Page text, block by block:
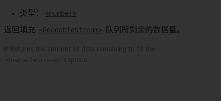
类型： <number>
返回填充 <ReadableStream> 队列所剩余的数据量。